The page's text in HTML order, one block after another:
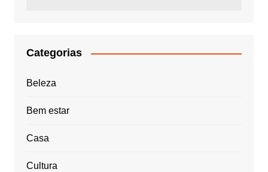
Categorias
Beleza
Bem estar
Casa
Cultura